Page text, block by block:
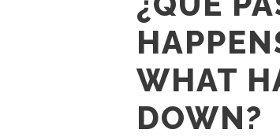
WHAT
DOWN?